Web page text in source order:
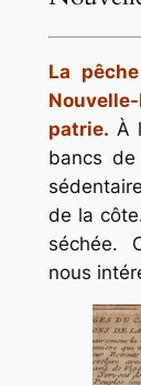
La
patrie. À
bancs de
de la
séchée.
nous